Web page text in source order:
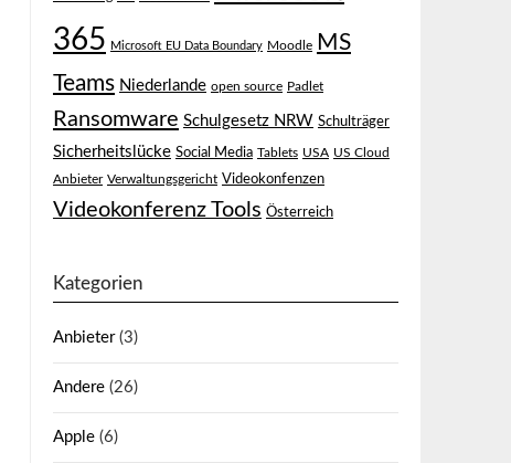
365
Microsoft EU Data Boundary Moodle MS
Teams Niederlande open source Padlet
Ransomware Schulgesetz NRW Schulträger
Sicherheitslücke Social Media Tablets USA US Cloud
Anbieter Verwaltungsgericht Videokonfenzen
Videokonferenz Tools Österreich
Kategorien
Anbieter(3)
Andere(26)
Apple(6)